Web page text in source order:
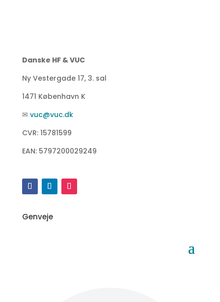
Danske HF & VUC
Ny Vestergade 17, 3. sal
1471 København K
✉ vuc@vuc.dk
CVR: 15781599
EAN: 5797200029249
Genveje